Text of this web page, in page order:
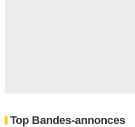
Top Bandes-annonces